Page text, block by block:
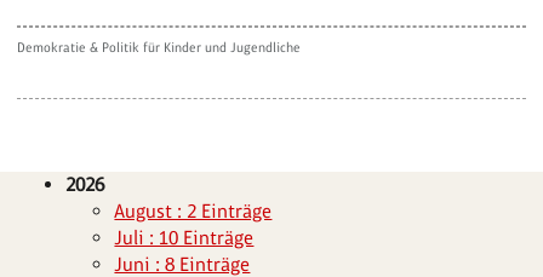
Demokratie & Politik für Kinder und Jugendliche
2026
August : 2 Einträge
Juli : 10 Einträge
Juni : 8 Einträge